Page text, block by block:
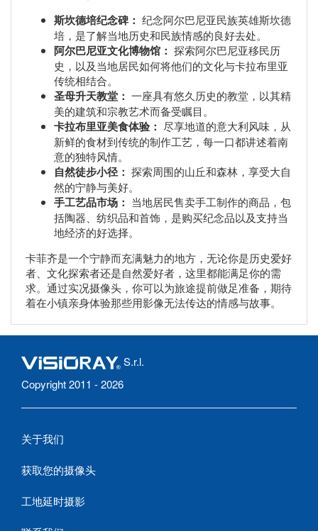
斯坎德培纪念碑： 纪念阿尔巴尼亚民族英雄斯坎德
培，是了解当地历史和民族情感的良好去处。
阿尔巴尼亚文化博物馆： 探索阿尔巴尼亚移民历
史，以及当地居民如何将他们的文化与卡拉布里亚
传统相结合。
圣母升天教堂： 一座具有悠久历史的教堂，以其精
美的建筑和宗教艺术而备受瞩目。
卡拉布里亚美食体验： 尽享地道的意大利风味，从
新鲜的食材到传统的制作工艺，每一口都讲述着南
意的独特风情。
自然徒步小径： 探索周围的山丘和森林，享受大自
然的宁静与美好。
手工艺品市场： 当地居民售卖手工制作的商品，包
括陶器、纺织品和首饰，是购买纪念品以及支持当
地经济的好选择。
卡菲齐是一个宁静而充满魅力的地方，无论你是历史爱好
者、文化探索者还是自然爱好者，这里都能满足你的需
求。通过实况摄像头，你可以为旅途提前做足准备，期待
着在小镇亲身体验那些用影像无法传达的情感与故事。
S.r.l.
Copyright 2011 - 2026
关于我们
获取您的摄像头
工地延时摄影